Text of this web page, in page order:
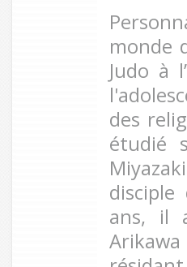
monde
Judo à
des
étudié
ans, il